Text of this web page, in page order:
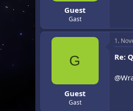
Guest
Gast
G
Guest
Gast
1.
Re: